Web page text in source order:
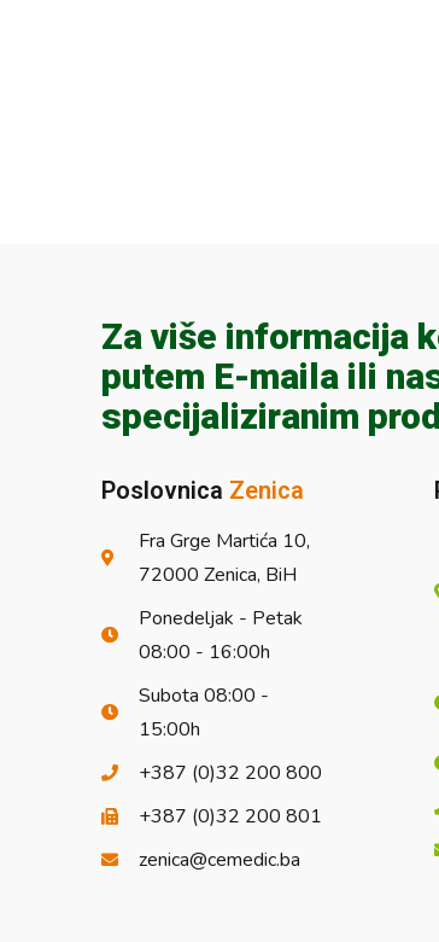
Za više informacija
putem E-maila ili
specijaliziranim
Poslovnica Zenica
Fra Grge Martića 10,
72000 Zenica, BiH
Ponedeljak - Petak
08:00 - 16:00h
Subota 08:00 -
15:00h
+387 (0)32 200 800
+387 (0)32 200 801
zenica@cemedic.ba